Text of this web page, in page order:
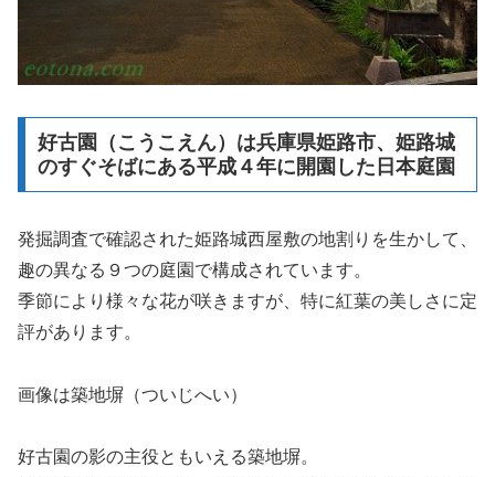
好古園（こうこえん）は兵庫県姫路市、姫路城
のすぐそばにある平成４年に開園した日本庭園
発掘調査で確認された姫路城西屋敷の地割りを生かして、
趣の異なる９つの庭園で構成されています。
季節により様々な花が咲きますが、特に紅葉の美しさに定
評があります。
画像は築地塀（ついじへい）
好古園の影の主役ともいえる築地塀。